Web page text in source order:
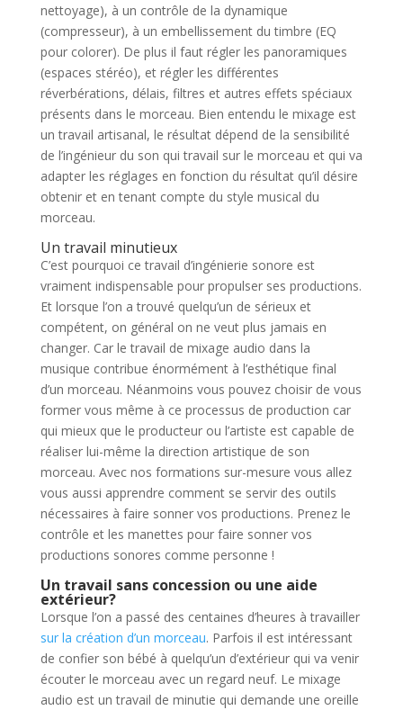
nettoyage), à un contrôle de la dynamique
(compresseur), à un embellissement du timbre (EQ
pour colorer). De plus il faut régler les panoramiques
(espaces stéréo), et régler les différentes
réverbérations, délais, filtres et autres effets spéciaux
présents dans le morceau. Bien entendu le mixage est
un travail artisanal, le résultat dépend de la sensibilité
de l’ingénieur du son qui travail sur le morceau et qui va
adapter les réglages en fonction du résultat qu’il désire
obtenir et en tenant compte du style musical du
morceau.
Un travail minutieux
C’est pourquoi ce travail d’ingénierie sonore est
vraiment indispensable pour propulser ses productions.
Et lorsque l’on a trouvé quelqu’un de sérieux et
compétent, on général on ne veut plus jamais en
changer. Car le travail de mixage audio dans la
musique contribue énormément à l’esthétique final
d’un morceau. Néanmoins vous pouvez choisir de vous
former vous même à ce processus de production car
qui mieux que le producteur ou l’artiste est capable de
réaliser lui-même la direction artistique de son
morceau. Avec nos formations sur-mesure vous allez
vous aussi apprendre comment se servir des outils
nécessaires à faire sonner vos productions. Prenez le
contrôle et les manettes pour faire sonner vos
productions sonores comme personne !
Un travail sans concession ou une aide
extérieur?
Lorsque l’on a passé des centaines d’heures à travailler
sur la création d’un morceau. Parfois il est intéressant
de confier son bébé à quelqu’un d’extérieur qui va venir
écouter le morceau avec un regard neuf. Le mixage
audio est un travail de minutie qui demande une oreille